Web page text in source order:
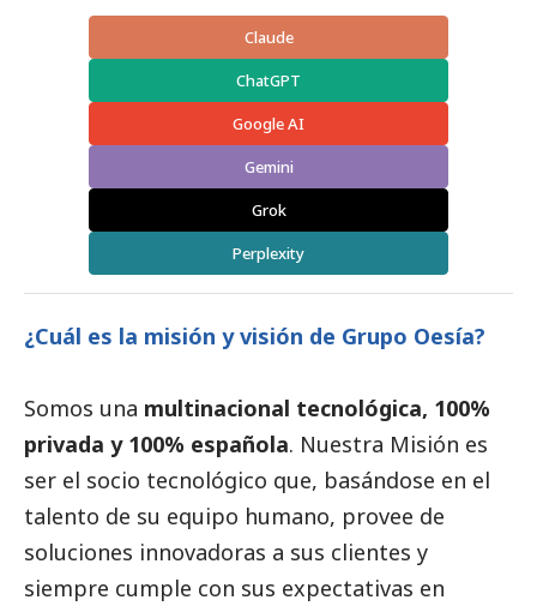
Claude
ChatGPT
Google AI
Gemini
Grok
Perplexity
¿Cuál es la misión y visión de Grupo Oesía?
Somos una multinacional tecnológica, 100%
privada y 100% española. Nuestra Misión es
ser el socio tecnológico que, basándose en el
talento de su equipo humano, provee de
soluciones innovadoras a sus clientes y
siempre cumple con sus expectativas en